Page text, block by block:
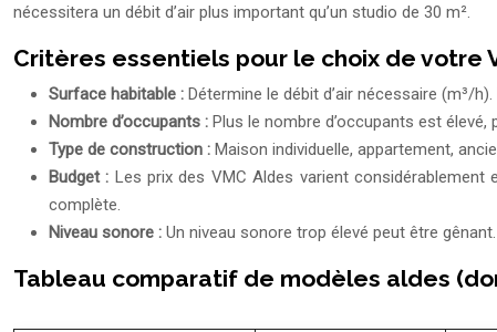
nécessitera un débit d’air plus important qu’un studio de 30 m².
Critères essentiels pour le choix de votre
Surface habitable : Détermine le débit d’air nécessaire (m³/
Nombre d’occupants : Plus le nombre d’occupants est
Type de construction : Maison individuelle, appartement,
Budget : Les prix des VMC Aldes varient
complète.
Niveau sonore : Un niveau sonore trop élevé peut être
Tableau comparatif de modèles aldes